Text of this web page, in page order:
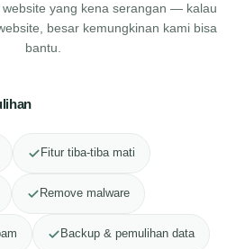
yang kena serangan — kalau
besar kemungkinan kami bisa
bantu.
Fitur tiba-tiba mati
Remove malware
Backup & pemulihan data